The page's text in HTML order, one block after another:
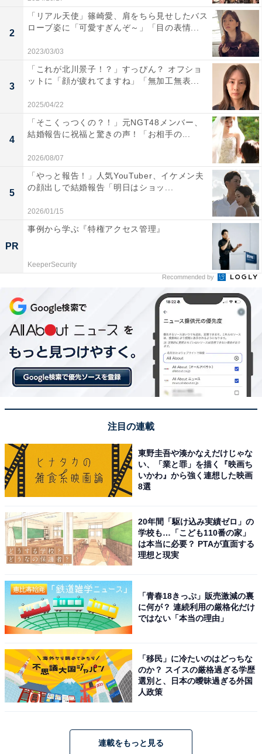
2
「リアル天使」篠崎愛、肩をちら見せしたバス
ローブ姿に「可愛すぎんぞ～」「目の表情...
2023/03/03
3
「これが北川景子！？」すっぴん？ オフショ
ットに「顔が疲れてますね」「無加工無表...
2025/04/22
4
「そこくっつくの？！」元NGT48メンバー、
結婚報告に祝福と驚きの声！「お相手の...
2026/08/07
5
「やっと報告！」人気YouTuber、イケメン夫
の顔出しで結婚報告「明日はショッ...
2026/01/15
PR
事例から学ぶ『特権アクセス管理』
KeeperSecurity
Recommended by
注目の連載
東野圭吾や湊かなえだけじゃな
い、「業と罪」を描く『映画ち
いかわ』から強く連想した映画
8選
20年間「駆け込み実績ゼロ」の
学校も…「こども110番の家」
は本当に必要？ PTAが直面する
理想と現実
「青春18きっぷ」販売激減の裏
に何が？ 連続利用の厳格化だけ
ではない「本当の理由」
「移民」に冷たいのはどっちな
のか？ スイスの厳格過ぎる学歴
選別と、日本の曖昧過ぎる外国
人政策
連載をもっと見る